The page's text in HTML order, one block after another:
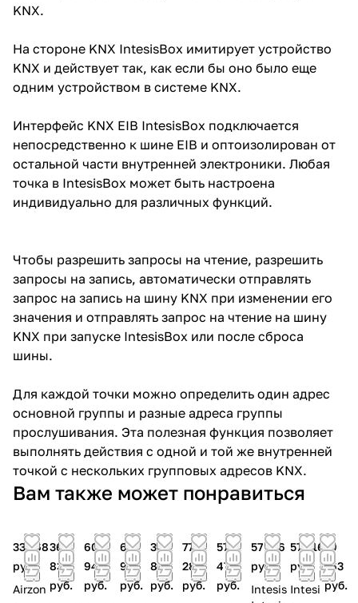
KNX.
На стороне KNX IntesisBox имитирует устройство
KNX и действует так, как если бы оно было еще
одним устройством в системе KNX.
Интерфейс KNX EIB IntesisBox подключается
непосредственно к шине EIB и оптоизолирован от
остальной части внутренней электроники. Любая
точка в IntesisBox может быть настроена
индивидуально для различных функций.
Чтобы разрешить запросы на чтение, разрешить
запросы на запись, автоматически отправлять
запрос на запись на шину KNX при изменении его
значения и отправлять запрос на чтение на шину
KNX при запуске IntesisBox или после сброса
шины.
Для каждой точки можно определить один адрес
основной группы и разные адреса группы
прослушивания. Эта полезная функция позволяет
выполнять действия с одной и той же внутренней
точкой с нескольких групповых адресов KNX.
Вам также может понравиться
33 768
руб.
Airzon
36
834
руб.
60
941
руб.
60
941
руб.
36
834
руб.
77
288
руб.
577
476
руб.
57 216
руб.
Intesis
57 216
руб.
Intesi
19
763
руб.